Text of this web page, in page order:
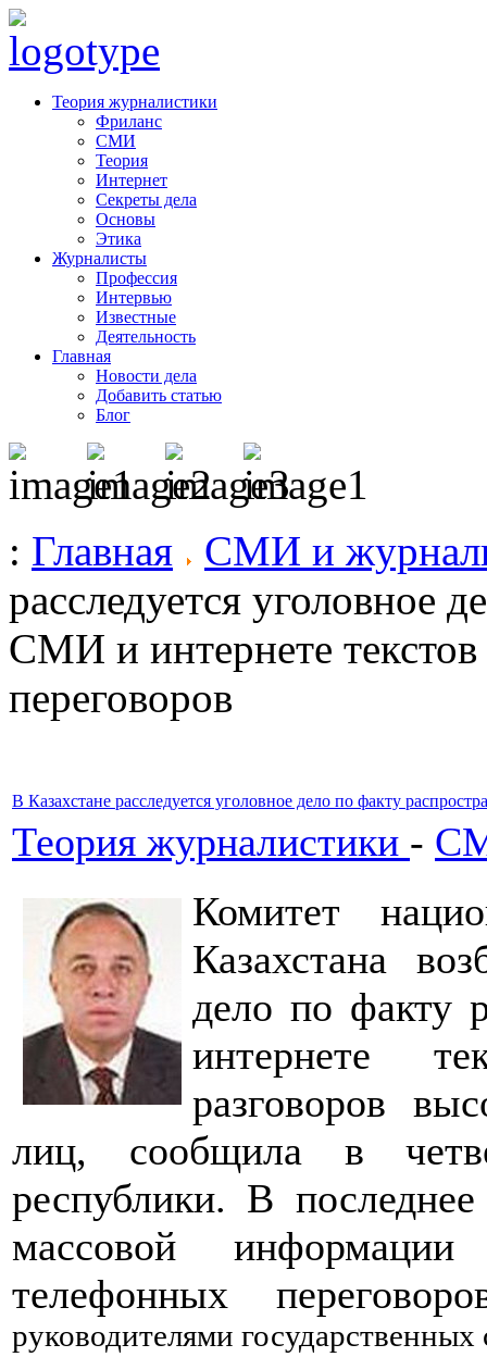
Теория журналистики
Фриланс
СМИ
Теория
Интернет
Секреты дела
Основы
Этика
Журналисты
Профессия
Интервью
Известные
Деятельность
Главная
Новости дела
Добавить статью
Блог
: Главная
СМИ и
расследуется уголовное
СМИ и интернете
переговоров
В Казахстане расследуется уголовное дело по факту
Теория журналистики -
Комитет
Казахстана
дело по факту
интернете
разговоров
лиц, сообщила в
республики. В
массовой информации
телефонных
руководителями